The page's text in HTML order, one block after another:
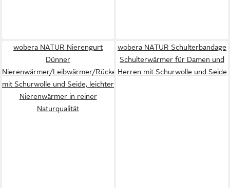
wobera NATUR Nierengurt
Dünner
Nierenwärmer/Leibwärmer/Rückenbandage
mit Schurwolle und Seide, leichter
Nierenwärmer in reiner
Naturqualität
wobera NATUR Schulterbandage
Schulterwärmer für Damen und
Herren mit Schurwolle und Seide